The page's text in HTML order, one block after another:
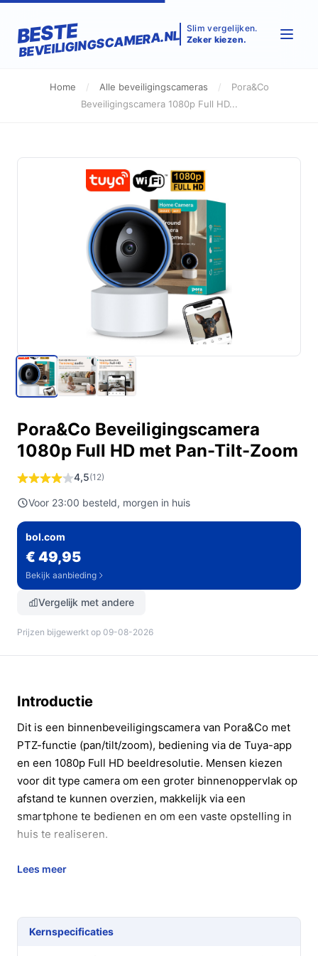
BESTE
BEVEILIGINGSCAMERA.NL Slim vergelijken.
Zeker kiezen.
Home / Alle beveiligingscameras /
Pora&Co
Beveiligingscamera 1080p Full HD...
Pora&Co Beveiligingscamera
1080p Full HD met Pan-Tilt-Zoom
4,5(12)
Voor 23:00 besteld, morgen in huis
bol.com
€ 49,95
Bekijk aanbieding
Vergelijk met andere
Prijzen bijgewerkt op 09-08-2026
Introductie
Dit is een binnenbeveiligingscamera van Pora&Co met
PTZ-functie (pan/tilt/zoom), bediening via de Tuya-app
en een 1080p Full HD beeldresolutie. Mensen kiezen
voor dit type camera om een groter binnenoppervlak op
afstand te kunnen overzien, makkelijk via een
smartphone te bedienen en om een vaste opstelling in
huis te realiseren.
In 20 seconden beslissen
de Tuya-app en ingebouwde speakers, en je de
camera aan een muur of plafond wilt monteren
Lees meer
Kernspecificaties